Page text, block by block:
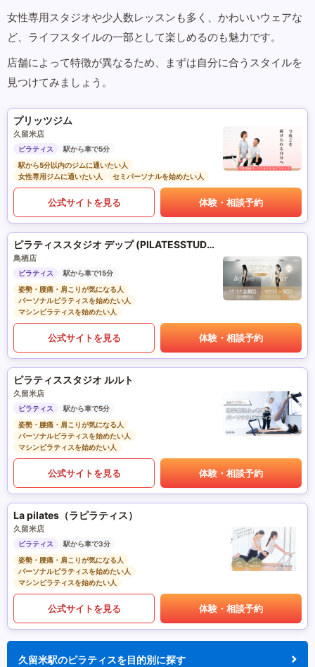
女性専用スタジオや少人数レッスンも多く、かわいいウェアな
ど、ライフスタイルの一部として楽しめるのも魅力です。
店舗によって特徴が異なるため、まずは自分に合うスタイルを
見つけてみましょう。
プリッツジム
久留米店
ピラティス
駅から車で5分
駅から5分以内のジムに通いたい人
女性専用ジムに通いたい人
セミパーソナルを始めたい人
公式サイトを見る 体験・相談予約
ピラティススタジオ デップ (PILATESSTUDIO DEP)
鳥栖店
ピラティス
駅から車で15分
姿勢・腰痛・肩こりが気になる人
パーソナルピラティスを始めたい人
マシンピラティスを始めたい人
公式サイトを見る 体験・相談予約
ピラティススタジオ ルルト
久留米店
ピラティス
駅から車で5分
姿勢・腰痛・肩こりが気になる人
パーソナルピラティスを始めたい人
マシンピラティスを始めたい人
公式サイトを見る 体験・相談予約
La pilates（ラピラティス）
久留米店
ピラティス
駅から車で3分
姿勢・腰痛・肩こりが気になる人
パーソナルピラティスを始めたい人
マシンピラティスを始めたい人
公式サイトを見る 体験・相談予約
久留米駅のピラティスを目的別に探す